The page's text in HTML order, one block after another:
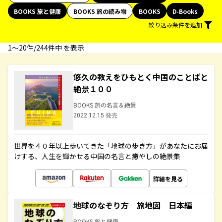
BOOKS 旅と健康 BOOKS 旅の読み物 BOOKS
D-Books
絞り込み条件を追加
1〜20件/244件中 を表示
悠久の教えをひもとく中国のことばと
絶景１００
BOOKS 旅の名言＆絶景
2022.12.15 発売
世界を４０年以上歩いてきた「地球の歩き方」があなたにお届
けする、人生を輝かせる中国の名言と癒やしの絶景集
詳細を見る
地球のなぞり方 旅地図 日本編